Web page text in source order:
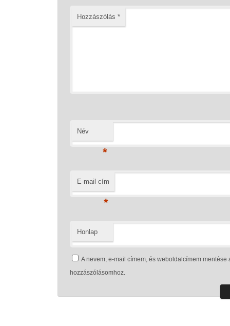
Hozzászólás *
Név
*
E-mail cím
*
Honlap
A nevem, e-mail címem, és weboldalcímem
hozzászólásomhoz.